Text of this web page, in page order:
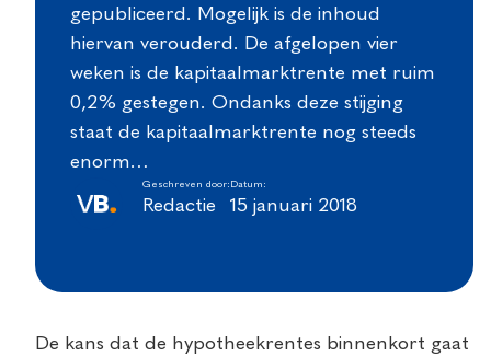
gepubliceerd. Mogelijk is de inhoud
hiervan verouderd. De afgelopen vier
weken is de kapitaalmarktrente met ruim
0,2% gestegen. Ondanks deze stijging
staat de kapitaalmarktrente nog steeds
enorm…
Geschreven door:
Redactie
Datum:
15 januari 2018
De kans dat de hypotheekrentes binnenkort gaat